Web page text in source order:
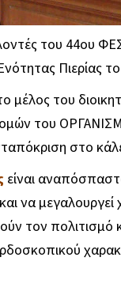
του 44ου
Πιερίας
του
του
στο
είναι
να
τον